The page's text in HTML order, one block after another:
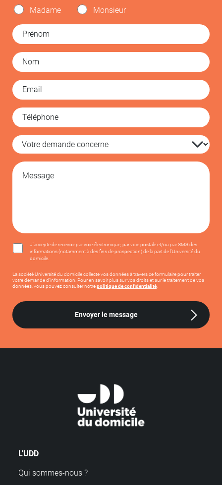
Madame
Monsieur
J'accepte de recevoir par voie électronique, par voie postale et/ou par SMS des
informations (notamment à des fins de prospection) de la part de l'Université du
domicile.
La société Université du domicile collecte vos données à travers ce formulaire pour traiter
votre demande d’information. Pour en savoir plus sur vos droits et sur le traitement de vos
données, vous pouvez consulter notrepolitique de confidentialité
Envoyer le message
L'UDD
Qui sommes-nous ?